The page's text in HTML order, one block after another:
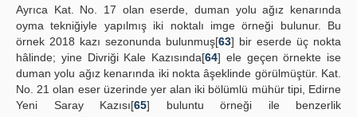
Ayrıca Kat. No. 17 olan eserde, duman yolu ağız kenarında
oyma tekniğiyle yapılmış iki noktalı imge örneği bulunur. Bu
örnek 2018 kazı sezonunda bulunmuş[63] bir eserde üç nokta
hâlinde; yine Divriği Kale Kazısında[64] ele geçen örnekte ise
duman yolu ağız kenarında iki nokta âşeklinde görülmüştür. Kat.
No. 21 olan eser üzerinde yer alan iki bölümlü mühür tipi, Edirne
Yeni Saray Kazısı[65] buluntu örneği ile benzerlik